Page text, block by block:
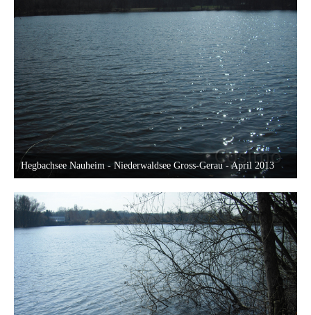
Hegbachsee Nauheim - Niederwaldsee Gross-Gerau - April 2013
19. April 2013 um 20:23